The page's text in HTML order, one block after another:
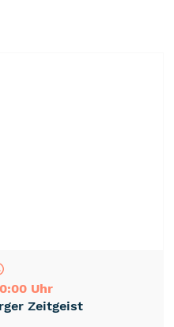
Uhr
Zeitgeist